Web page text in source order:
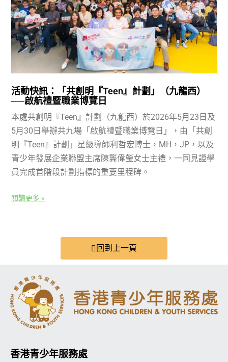
活動快訊：「共創明『Teen』計劃」（九龍西）
──啟航禮暨職業博覽日
本處共創明『Teen』計劃（九龍西）於2026年5月23日及
5月30日舉辦共九場「啟航禮暨職業博覽日」，由「共創
明『Teen』計劃」星級導師利哲宏博士，MH，JP，以及
青少年發展企業聯盟主席陳龔偉瑩女士主禮，一同見證學
員完成首階段計劃指標的重要里程碑。
閱讀更多 »
回到上一頁
香港青少年服務處